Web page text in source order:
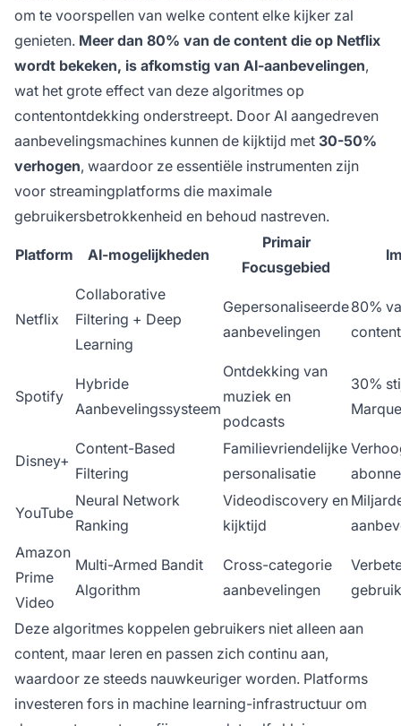
om te voorspellen van welke content elke kijker zal
genieten. Meer dan 80% van de content die op Netflix
wordt bekeken, is afkomstig van AI-aanbevelingen,
wat het grote effect van deze algoritmes op
contentontdekking onderstreept. Door AI aangedreven
aanbevelingsmachines kunnen de kijktijd met 30-50%
verhogen, waardoor ze essentiële instrumenten zijn
voor streamingplatforms die maximale
gebruikersbetrokkenheid en behoud nastreven.
Platform AI-mogelijkheden
Primair
Focusgebied
Netflix
Collaborative
Filtering + Deep
Learning
Gepersonaliseerde
aanbevelingen
80%
content
Spotify
Hybride
Aanbevelingssysteem
Ontdekking van
muziek en
podcasts
30%
Disney+
Content-Based
Filtering
Familievriendelijke
personalisatie
YouTube
Neural Network
Ranking
Videodiscovery en
kijktijd
Amazon
Prime
Video
Multi-Armed Bandit
Algorithm
Cross-categorie
aanbevelingen
Deze algoritmes koppelen gebruikers niet alleen aan
content, maar leren en passen zich continu aan,
waardoor ze steeds nauwkeuriger worden. Platforms
investeren fors in machine learning-infrastructuur om